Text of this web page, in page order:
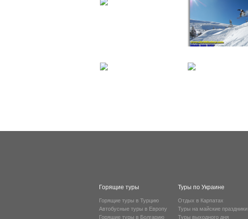
Горящие туры
Горящие туры в Турцию
Автобусные туры в Европу
Горящие туры в Болгарию
Туры по Украине
Отдых в Карпатах
Туры на майские праздники
Туры выходного дня